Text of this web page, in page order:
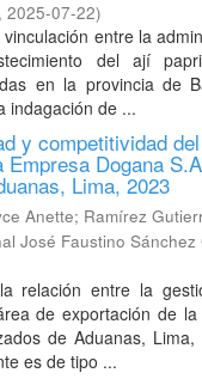
, 2025-07-22)
entre la
del ají
en la provincia de
indagación de ...
y competitividad
Dogana
Lima, 2023
Anette; Ramírez
José Faustino Sánchez
relación entre la
de exportación de la
de Aduanas,
es de tipo ...